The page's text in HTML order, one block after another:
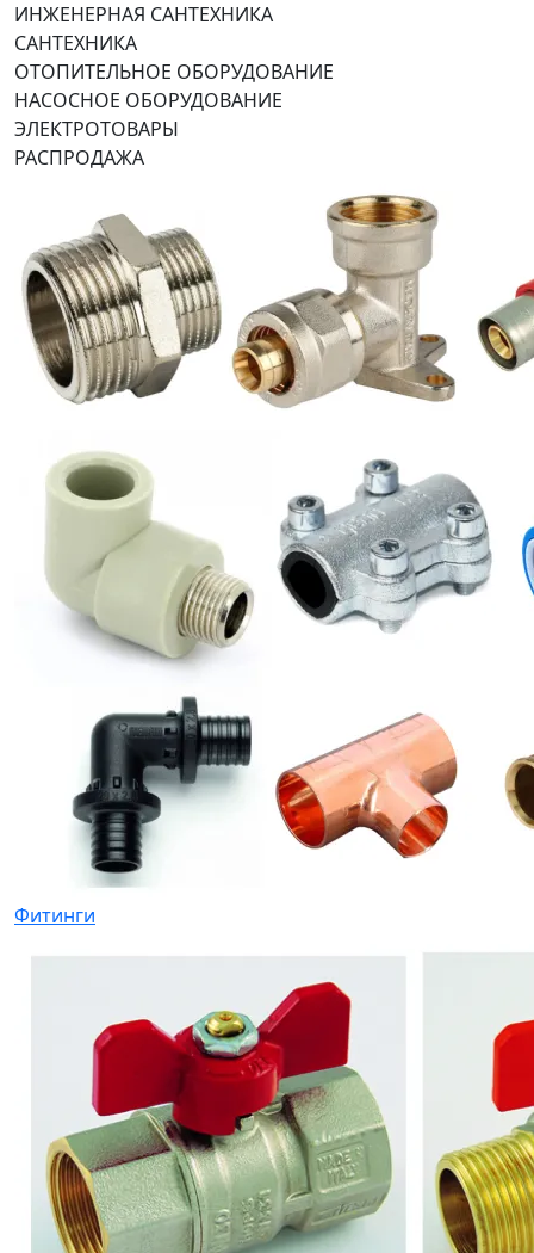
ИНЖЕНЕРНАЯ САНТЕХНИКА
САНТЕХНИКА
ОТОПИТЕЛЬНОЕ ОБОРУДОВАНИЕ
НАСОСНОЕ ОБОРУДОВАНИЕ
ЭЛЕКТРОТОВАРЫ
РАСПРОДАЖА
Фитинги